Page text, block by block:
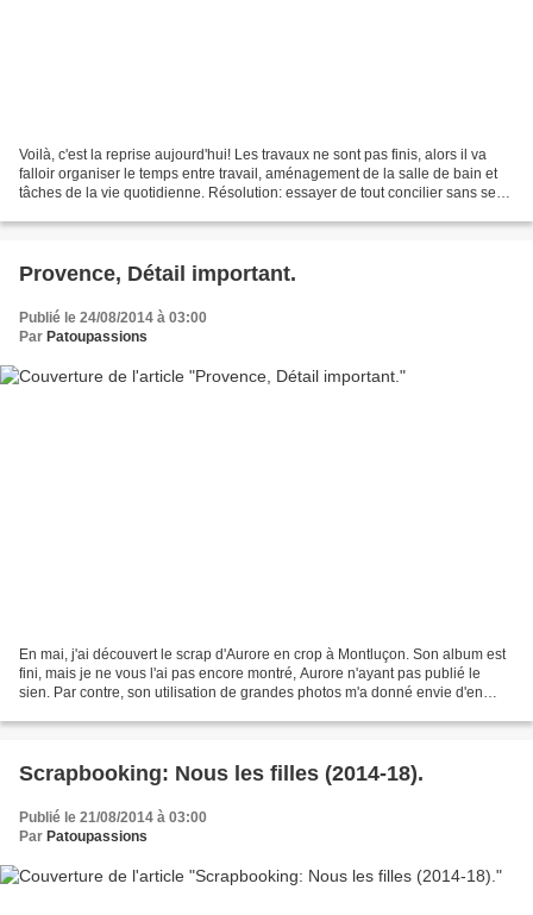
Voilà, c'est la reprise aujourd'hui! Les travaux ne sont pas finis, alors il va
falloir organiser le temps entre travail, aménagement de la salle de bain et
tâches de la vie quotidienne. Résolution: essayer de tout concilier sans se
Provence, Détail important.
Publié le 24/08/2014 à 03:00
Par Patoupassions
En mai, j'ai découvert le scrap d'Aurore en crop à Montluçon. Son album est
fini, mais je ne vous l'ai pas encore montré, Aurore n'ayant pas publié le
sien. Par contre, son utilisation de grandes photos m'a donné envie d'en
Scrapbooking: Nous les filles (2014-18).
Publié le 21/08/2014 à 03:00
Par Patoupassions